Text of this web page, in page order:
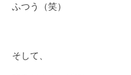
ふつう（笑）
そして、